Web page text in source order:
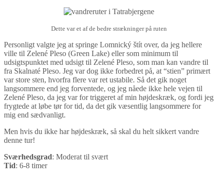
Dette var et af de bedre strækninger på ruten
Personligt valgte jeg at springe Lomnický štít over, da jeg hellere
ville til Zelené Pleso (Green Lake) eller som minimum til
udsigtspunktet med udsigt til Zelené Pleso, som man kan vandre til
fra Skalnaté Pleso. Jeg var dog ikke forbedret på, at “stien” primært
var store sten, hvorfra flere var ret ustabile. Så det gik noget
langsommere end jeg forventede, og jeg nåede ikke hele vejen til
Zelené Pleso, da jeg var for triggeret af min højdeskræk, og fordi jeg
frygtede at løbe tør for tid, da det gik væsentlig langsommere for
mig end sædvanligt.
Men hvis du ikke har højdeskræk, så skal du helt sikkert vandre
denne tur!
Sværhedsgrad: Moderat til svært
Tid: 6-8 timer